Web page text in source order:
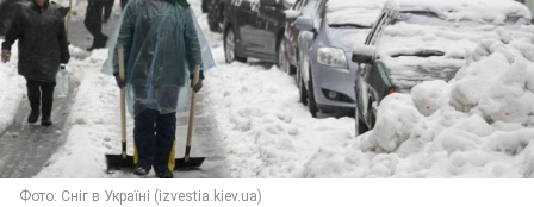
Фото: Сніг в Україні (izvestia.kiev.ua)